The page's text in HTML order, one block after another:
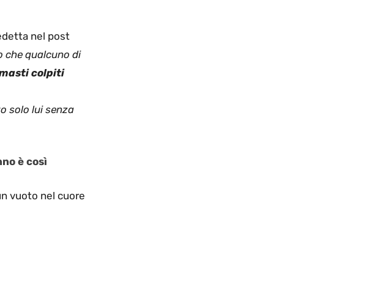
nel post
che qualcuno di
colpiti
solo lui senza
è così
vuoto nel cuore